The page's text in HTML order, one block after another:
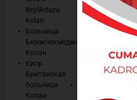
Beylikduzu
Kolan
Больница
Бююкчекмедже
Колан
Кипр
Британская
больница
Колан
управления
правами
пациентов
Качества
1